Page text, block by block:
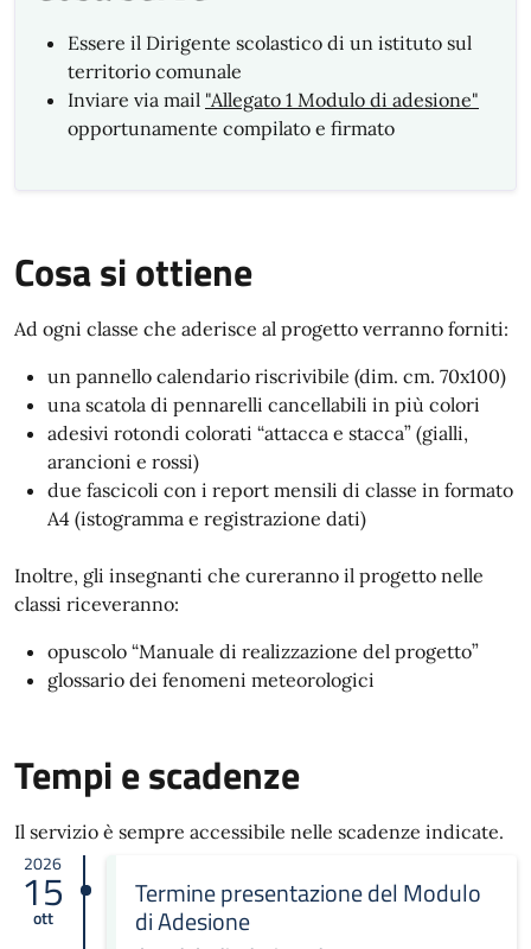
Essere il Dirigente scolastico di un istituto sul
territorio comunale
Inviare via mail "Allegato 1 Modulo di adesione"
opportunamente compilato e firmato
Cosa si ottiene
Ad ogni classe che aderisce al progetto verranno forniti:
un pannello calendario riscrivibile (dim. cm. 70x100)
una scatola di pennarelli cancellabili in più colori
adesivi rotondi colorati “attacca e stacca” (gialli,
arancioni e rossi)
due fascicoli con i report mensili di classe in formato
A4 (istogramma e registrazione dati)
Inoltre, gli insegnanti che cureranno il progetto nelle
classi riceveranno:
opuscolo “Manuale di realizzazione del progetto”
glossario dei fenomeni meteorologici
Tempi e scadenze
Il servizio è sempre accessibile nelle scadenze indicate.
2026
15
ott
Termine presentazione del Modulo
di Adesione